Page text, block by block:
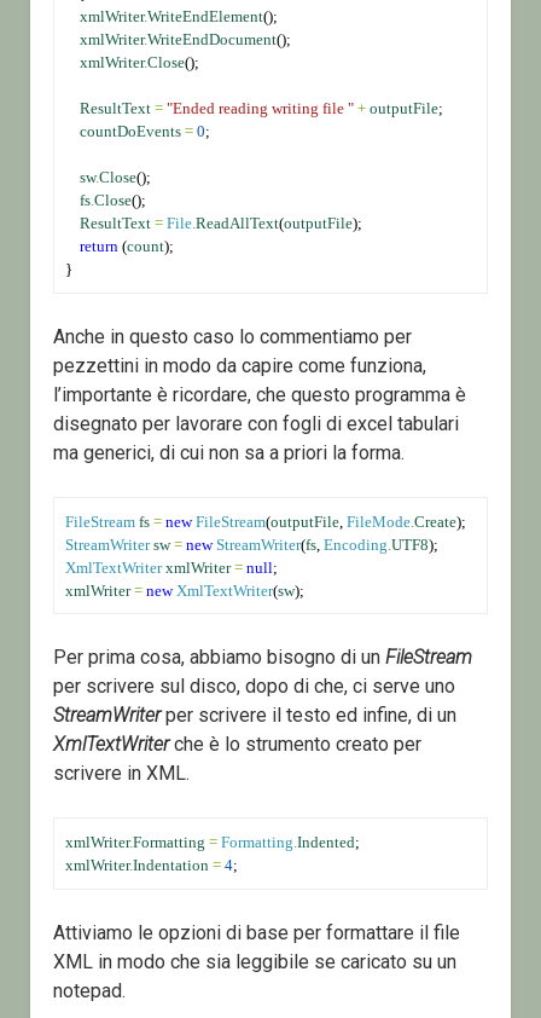
xmlWriter.WriteEndElement();
xmlWriter.WriteEndDocument();
xmlWriter.Close();
ResultText = "Ended reading writing file " + outputFile;
countDoEvents = 0;
sw.Close();
fs.Close();
ResultText = File.ReadAllText(outputFile);
return (count);
}
Anche in questo caso lo commentiamo per
pezzettini in modo da capire come funziona,
l’importante è ricordare, che questo programma è
disegnato per lavorare con fogli di excel tabulari
ma generici, di cui non sa a priori la forma.
FileStream fs = new FileStream(outputFile , FileMode .Create);
StreamWriter sw = new StreamWriter(fs , Encoding .UTF8);
XmlTextWriter xmlWriter = null;
xmlWriter = new XmlTextWriter(sw);
Per prima cosa, abbiamo bisogno di un FileStream
per scrivere sul disco, dopo di che, ci serve uno
StreamWriterper scrivere il testo ed infine, di un
XmlTextWriterche è lo strumento creato per
scrivere in XML.
xmlWriter.Formatting = Formatting.Indented;
xmlWriter.Indentation = 4;
Attiviamo le opzioni di base per formattare il file
XML in modo che sia leggibile se caricato su un
notepad.